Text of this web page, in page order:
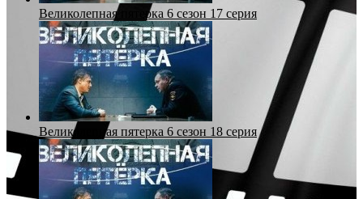
Великолепная пятерка 6 сезон 17 серия
Великолепная пятерка 6 сезон 18 серия